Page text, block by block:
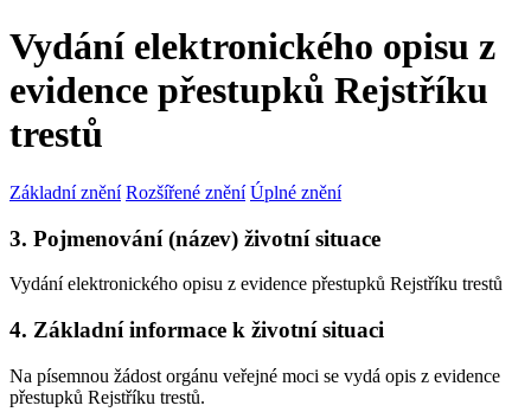
Vydání elektronického opisu z
evidence přestupků Rejstříku
trestů
Základní znění Rozšířené znění Úplné znění
3. Pojmenování (název) životní situace
Vydání elektronického opisu z evidence přestupků Rejstříku trestů
4. Základní informace k životní situaci
Na písemnou žádost orgánu veřejné moci se vydá opis z evidence
přestupků Rejstříku trestů.